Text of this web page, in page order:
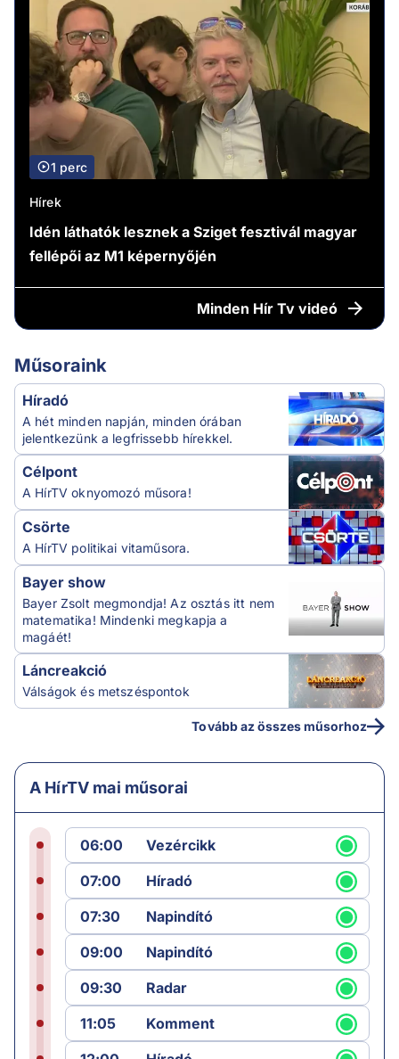
1 perc
Hírek
Idén láthatók lesznek a Sziget fesztivál magyar
fellépői az M1 képernyőjén
Minden Hír Tv videó
Műsoraink
Híradó
A hét minden napján, minden órában
jelentkezünk a legfrissebb hírekkel.
Célpont
A HírTV oknyomozó műsora!
Csörte
A HírTV politikai vitaműsora.
Bayer show
Bayer Zsolt megmondja! Az osztás itt nem
matematika! Mindenki megkapja a
magáét!
Láncreakció
Válságok és metszéspontok
Tovább az összes műsorhoz
A HírTV mai műsorai
06:00
Vezércikk
07:00
Híradó
07:30
Napindító
09:00
Napindító
09:30
Radar
11:05
Komment